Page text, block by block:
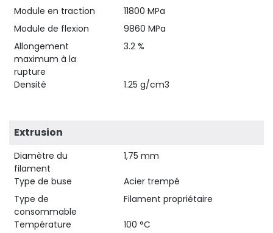
Module en traction
11800 MPa
Module de flexion
9860 MPa
Allongement
maximum à la
rupture
3.2 %
Densité 1.25 g/cm3
Extrusion
Diamètre du
filament
1,75 mm
Type de buse
Acier trempé
Type de
consommable
Filament propriétaire
Température
100 °C